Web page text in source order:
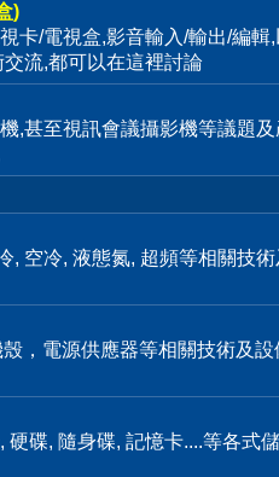
)
卡/電視盒,影音輸入/輸出/編輯
流,都可以在這裡討論
,甚至視訊會議攝影機等議題
, 空冷, 液態氮, 超頻等相關技
，電源供應器等相關技術及
硬碟, 隨身碟, 記憶卡....等各式